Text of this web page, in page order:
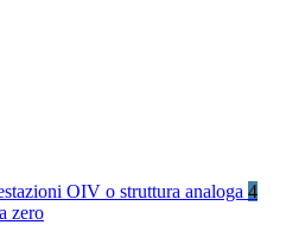
OIV o struttura analoga 4
zero